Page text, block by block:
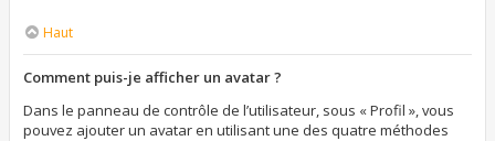
Haut
Comment puis-je afficher un avatar ?
Dans le panneau de contrôle de l’utilisateur, sous « Profil », vous
pouvez ajouter un avatar en utilisant une des quatre méthodes